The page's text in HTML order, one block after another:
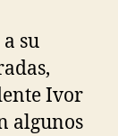
su
Ivor
algunos